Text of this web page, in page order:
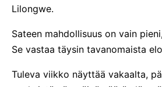
Lilongwe.
Sateen mahdollisuus on vain
Se vastaa täysin tavanomaista
Tuleva viikko näyttää vakaalta,